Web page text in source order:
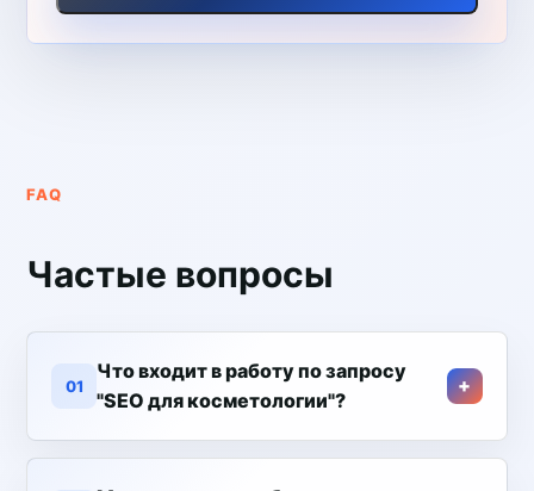
FAQ
Частые вопросы
01
Что входит в работу по запросу
"SEO для косметологии"?